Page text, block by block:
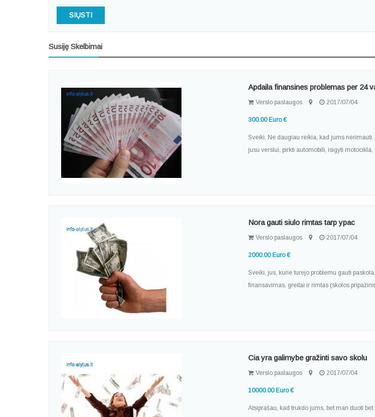
SIŲSTI
Susiję Skelbimai
Apdaila finansines problemas per 24
Verslo paslaugos 2017/07/04
300.00 Euro €
Sveiki, Ne daugiau reikia, kad jums
jusu verslui, pirkti automobili, isigyti
Nora gauti siulo rimtas tarp ypac
Verslo paslaugos 2017/07/04
2000.00 Euro €
Sveiki, jus, kurie turejo problemu gauti
finansavimas, greitai ir rimtas (skolos
Cia yra galimybe gražinti savo skolu
Verslo paslaugos 2017/07/04
10000.00 Euro €
Atsiprašau, kad trukdo jums, bet man duoti